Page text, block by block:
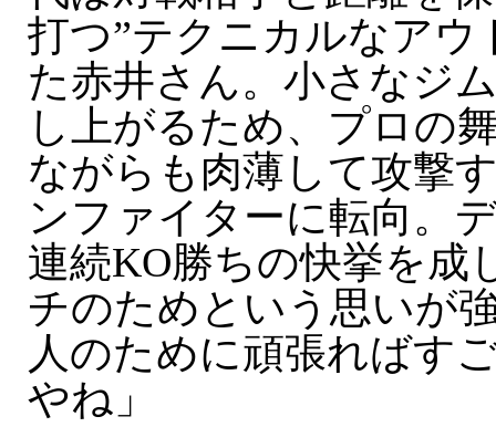
打つ”テクニカルなアウ
た赤井さん。小さなジ
し上がるため、プロの
ながらも肉薄して攻撃
ンファイターに転向。
連続KO勝ちの快挙を成
チのためという思いが
人のために頑張ればす
やね」